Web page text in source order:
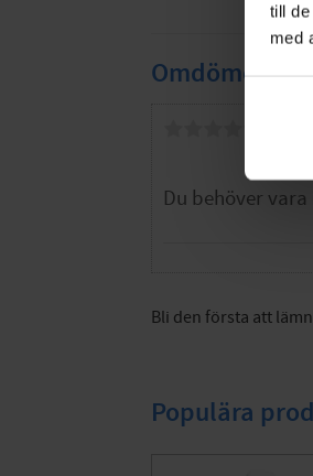
till
med
Omdömen
Bli den första att
Populära